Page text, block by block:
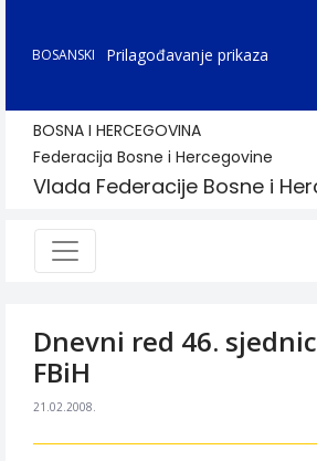
BOSANSKI Prilagođavanje prikaza
BOSNA I HERCEGOVINA
Federacija Bosne i Hercegovine
Vlada Federacije Bosne i
Dnevni red 46.
FBiH
21.02.2008.